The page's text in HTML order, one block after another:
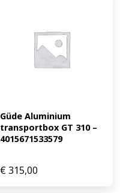
Güde Aluminium
transportbox GT 310 –
4015671533579
€315,00